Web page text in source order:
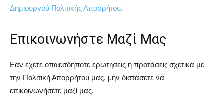
Δημιουργού Πολιτικής Απορρήτου.
Επικοινωνήστε Μαζί Μας
Εάν έχετε οποιεσδήποτε ερωτήσεις ή προτάσεις σχετικά με
την Πολιτική Απορρήτου μας, μην διστάσετε να
επικοινωνήσετε μαζί μας.